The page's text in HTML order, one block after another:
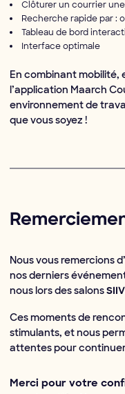
Clôturer un courrier
Recherche rapide par :
Tableau de bord
Interface optimale
En combinant
l’application Maarch
environnement de
que vous soyez !
Nous vous remercions
nos derniers
nous lors des salons
Ces moments de
stimulants, et nous
attentes pour
Merci pour votre